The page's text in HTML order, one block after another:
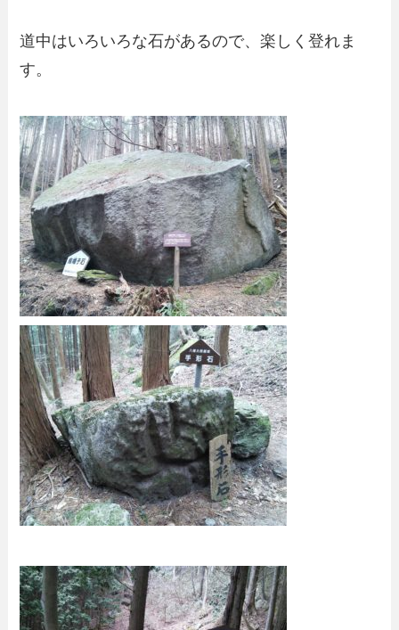
道中はいろいろな石があるので、楽しく登れま
す。